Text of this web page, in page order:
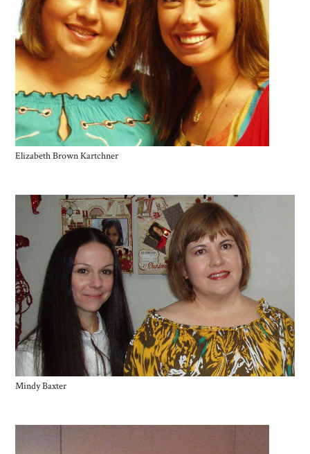
Elizabeth Brown Kartchner
Mindy Baxter